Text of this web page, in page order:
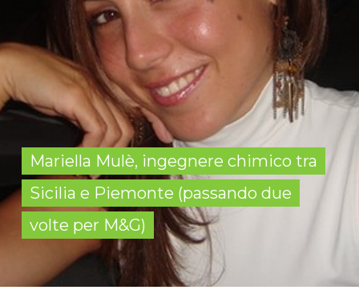
Mariella Mulè, ingegnere chimico tra
Sicilia e Piemonte (passando due
volte per M&G)